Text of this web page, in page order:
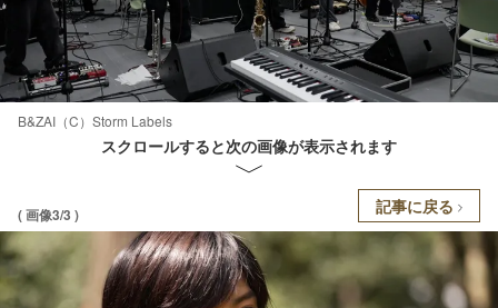
B&ZAI（C）Storm Labels
スクロールすると次の画像が表示されます
( 画像3/3 ) 記事に戻る